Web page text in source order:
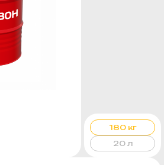
180 кг
20 л